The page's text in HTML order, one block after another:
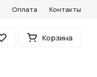
Оплата Контакты
Избранное Корзина